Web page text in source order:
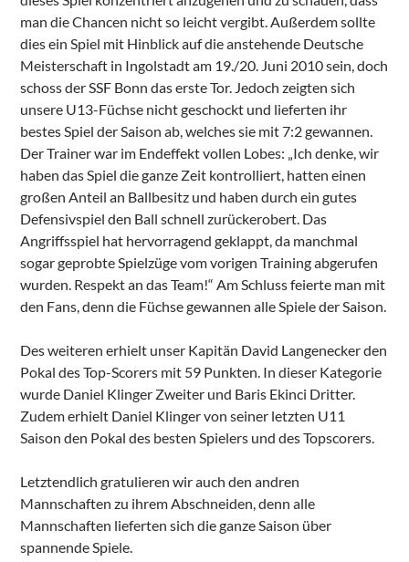
man die Chancen nicht so leicht vergibt. Außerdem sollte
dies ein Spiel mit Hinblick auf die anstehende Deutsche
Meisterschaft in Ingolstadt am 19./20. Juni 2010 sein, doch
schoss der SSF Bonn das erste Tor. Jedoch zeigten sich
unsere U13-Füchse nicht geschockt und lieferten ihr
bestes Spiel der Saison ab, welches sie mit 7:2 gewannen.
Der Trainer war im Endeffekt vollen Lobes: „Ich denke, wir
haben das Spiel die ganze Zeit kontrolliert, hatten einen
großen Anteil an Ballbesitz und haben durch ein gutes
Defensivspiel den Ball schnell zurückerobert. Das
Angriffsspiel hat hervorragend geklappt, da manchmal
sogar geprobte Spielzüge vom vorigen Training abgerufen
wurden. Respekt an das Team!“ Am Schluss feierte man mit
den Fans, denn die Füchse gewannen alle Spiele der Saison.
Des weiteren erhielt unser Kapitän David Langenecker den
Pokal des Top-Scorers mit 59 Punkten. In dieser Kategorie
wurde Daniel Klinger Zweiter und Baris Ekinci Dritter.
Zudem erhielt Daniel Klinger von seiner letzten U11
Saison den Pokal des besten Spielers und des Topscorers.
Letztendlich gratulieren wir auch den andren
Mannschaften zu ihrem Abschneiden, denn alle
Mannschaften lieferten sich die ganze Saison über
spannende Spiele.